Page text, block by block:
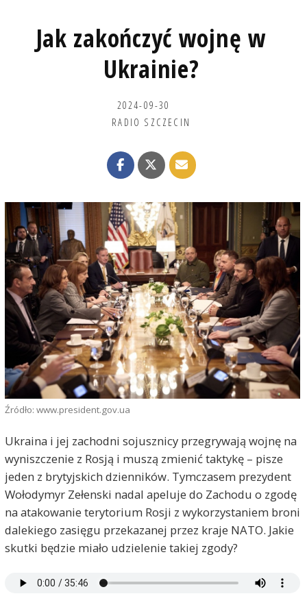
Jak zakończyć wojnę w
Ukrainie?
2024-09-30
RADIO SZCZECIN
Źródło: www.president.gov.ua
Ukraina i jej zachodni sojusznicy przegrywają wojnę na
wyniszczenie z Rosją i muszą zmienić taktykę – pisze
jeden z brytyjskich dzienników. Tymczasem prezydent
Wołodymyr Zełenski nadal apeluje do Zachodu o zgodę
na atakowanie terytorium Rosji z wykorzystaniem broni
dalekiego zasięgu przekazanej przez kraje NATO. Jakie
skutki będzie miało udzielenie takiej zgody?